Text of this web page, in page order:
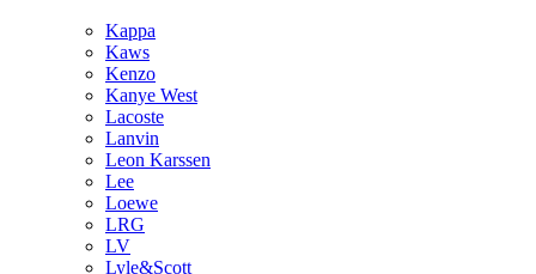
Kappa
Kaws
Kenzo
Kanye West
Lacoste
Lanvin
Leon Karssen
Lee
Loewe
LRG
LV
Lyle&Scott